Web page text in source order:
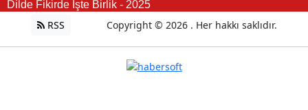
Dilde Fikirde İşte Birlik - 2025
RSS Copyright © 2026 . Her hakkı saklıdır.